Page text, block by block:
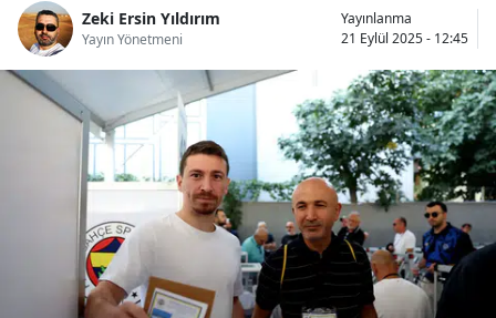
Aydın
Balıkesir
Bilecik
Bingöl
Bitlis
Bolu
Burdur
Zeki Ersin Yıldırım
Yayın Yönetmeni
Yayınlanma
21 Eylül 2025 - 12:45